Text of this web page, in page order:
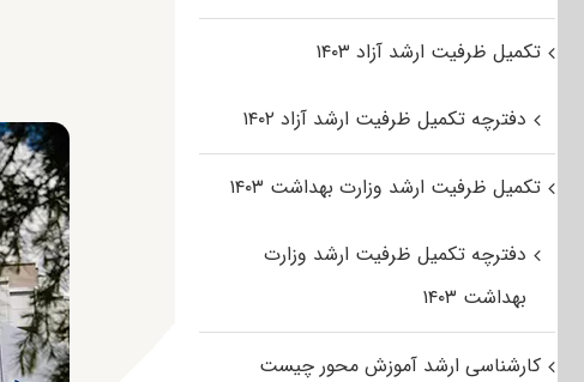
تکمیل ظرفیت ارشد آزاد ۱۴۰۳
دفترچه تکمیل ظرفیت ارشد آزاد ۱۴۰۲
تکمیل ظرفیت ارشد وزارت بهداشت ۱۴۰۳
دفترچه تکمیل ظرفیت ارشد وزارت
بهداشت ۱۴۰۳
کارشناسی ارشد آموزش محور چیست